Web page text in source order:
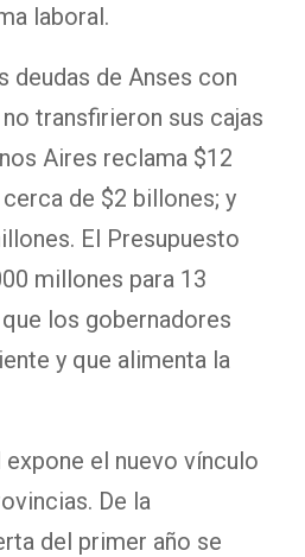
laboral.
deudas de Anses con
transfirieron sus cajas
Aires reclama $12
de $2 billones; y
El Presupuesto
millones para 13
los gobernadores
y que alimenta la
el nuevo vínculo
De la
del primer año se